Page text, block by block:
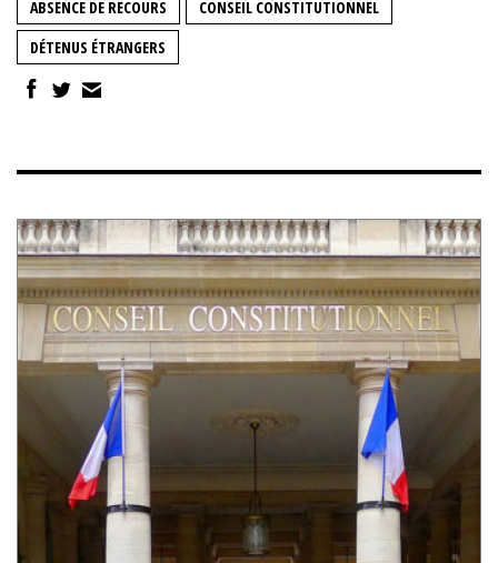
ABSENCE DE RECOURS
CONSEIL CONSTITUTIONNEL
DÉTENUS ÉTRANGERS